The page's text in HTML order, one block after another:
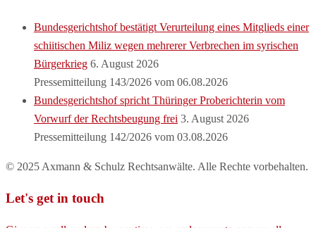
Bundesgerichtshof bestätigt Verurteilung eines Mitglieds einer
schiitischen Miliz wegen mehrerer Verbrechen im syrischen
Bürgerkrieg 6. August 2026
Pressemitteilung 143/2026 vom 06.08.2026
Bundesgerichtshof spricht Thüringer Proberichterin vom
Vorwurf der Rechtsbeugung frei 3. August 2026
Pressemitteilung 142/2026 vom 03.08.2026
© 2025 Axmann & Schulz Rechtsanwälte. Alle Rechte vorbehalten.
Let's get in touch